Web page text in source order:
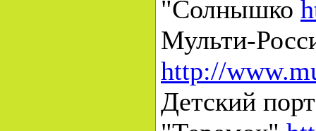
"Солнышко
Мульти-
http://
Детский